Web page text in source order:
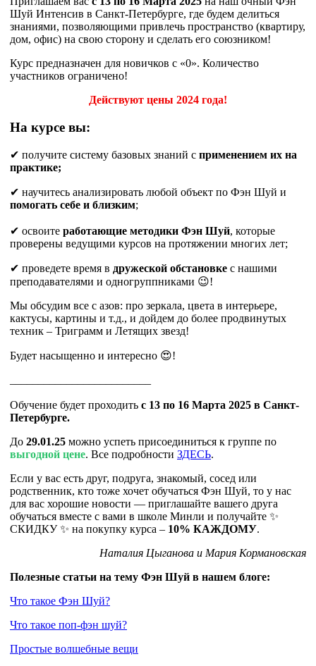
Шуй Интенсив в Санкт-Петербурге, где будем делиться
знаниями, позволяющими привлечь пространство (квартиру,
дом, офис) на свою сторону и сделать его союзником!
Курс предназначен для новичков с «0». Количество
участников ограничено!
Действуют цены 2024 года!
На курсе вы:
✔ получите систему базовых знаний с применением их на
практике;
✔ научитесь анализировать любой объект по Фэн Шуй и
помогать себе и близким;
✔ освоите работающие методики Фэн Шуй, которые
проверены ведущими курсов на протяжении многих лет;
✔ проведете время в дружеской обстановке с нашими
преподавателями и одногруппниками 😉!
Мы обсудим все с азов: про зеркала, цвета в интерьере,
кактусы, картины и т.д., и дойдем до более продвинутых
техник – Триграмм и Летящих звезд!
Будет насыщенно и интересно 😍!
Обучение будет проходить с 13 по 16 Марта 2025 в Санкт-
Петербурге.
До 29.01.25 можно успеть присоединиться к группе по
выгодной цене. Все подробности ЗДЕСЬ.
Если у вас есть друг, подруга, знакомый, сосед или
родственник, кто тоже хочет обучаться Фэн Шуй, то у нас
для вас хорошие новости — приглашайте вашего друга
обучаться вместе с вами в школе Минли и получайте ✨
СКИДКУ ✨ на покупку курса – 10% КАЖДОМУ.
Наталия Цыганова и Мария Кормановская
Полезные статьи на тему Фэн Шуй в нашем блоге:
Что такое Фэн Шуй?
Что такое поп-фэн шуй?
Простые волшебные вещи